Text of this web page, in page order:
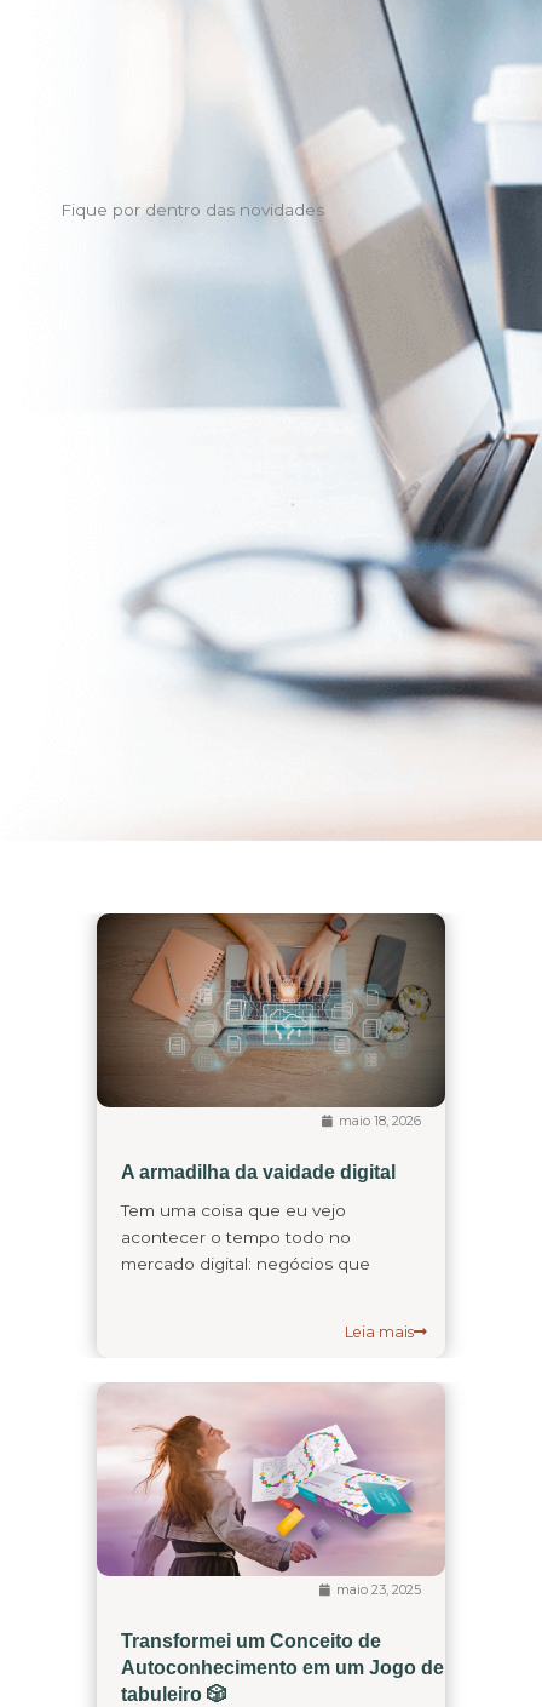
Fique por dentro das novidades
maio 18, 2026
A armadilha da vaidade digital
Tem uma coisa que eu vejo
acontecer o tempo todo no
mercado digital: negócios que
Leia mais
maio 23, 2025
Transformei um Conceito de
Autoconhecimento em um Jogo de
tabuleiro 🎲